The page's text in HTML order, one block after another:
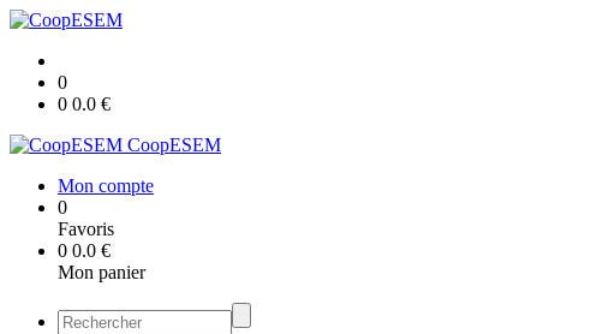
0
0 0.0 €
CoopESEM
Mon compte
0
Favoris
0 0.0 €
Mon panier